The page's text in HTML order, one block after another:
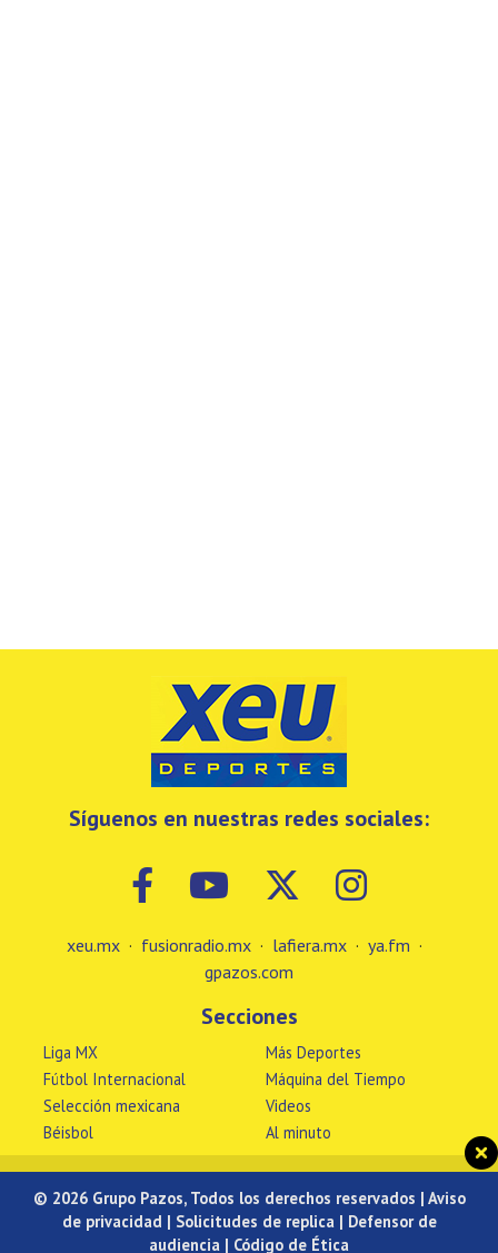
Síguenos en nuestras redes sociales:
xeu.mx · fusionradio.mx · lafiera.mx · ya.fm ·
gpazos.com
Secciones
Liga MX
Fútbol Internacional
Selección mexicana
Béisbol
Más Deportes
Máquina del Tiempo
Videos
Al minuto
© 2026 Grupo Pazos, Todos los derechos reservados | Aviso
de privacidad | Solicitudes de replica| Defensor de
audiencia | Código de Ética